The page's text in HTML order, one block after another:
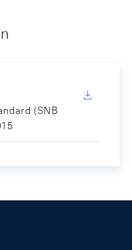
(SNB